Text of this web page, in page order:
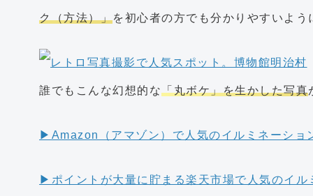
ク（方法）」を初心者の方でも分かりやすいよう
誰でもこんな幻想的な「丸ボケ」を生かした写真
▶︎Amazon（アマゾン）で人気のイルミネーシ
▶︎ポイントが大量に貯まる楽天市場で人気のイ